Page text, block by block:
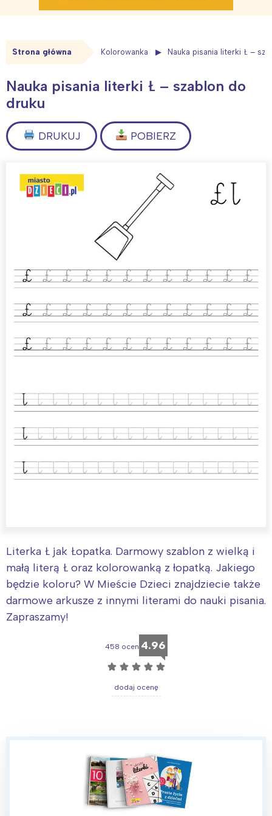
Strona główna Kolorowanka Nauka pisania literki Ł –
Nauka pisania literki Ł – szablon do
druku
DRUKUJ POBIERZ
Literka Ł jak Łopatka. Darmowy szablon z wielką i
małą literą Ł oraz kolorowanką z łopatką. Jakiego
będzie koloru? W Mieście Dzieci znajdziecie także
darmowe arkusze z innymi literami do nauki pisania.
Zapraszamy!
458 ocen 4.96
☆ ☆ ☆ ☆ ☆
dodaj ocenę